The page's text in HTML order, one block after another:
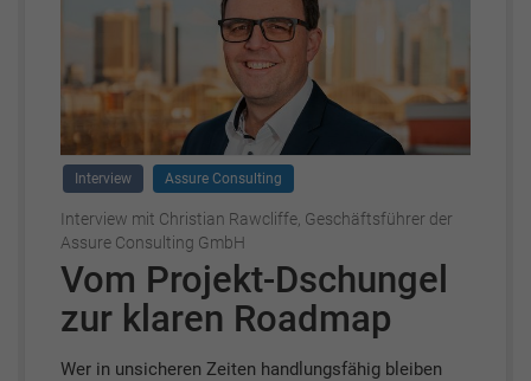
Interview Assure Consulting
Interview mit Christian Rawcliffe, Geschäftsführer der
Assure Consulting GmbH
Vom Projekt-Dschungel
zur klaren Roadmap
Wer in unsicheren Zeiten handlungsfähig bleiben